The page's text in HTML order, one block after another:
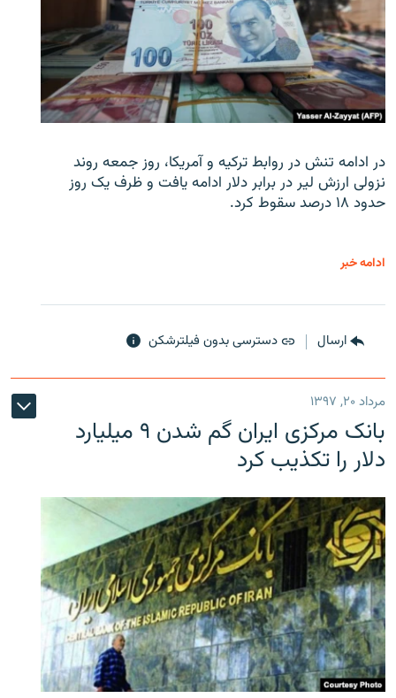
در ادامه تنش در روابط ترکیه و آمریکا، روز جمعه روند
نزولی ارزش لیر در برابر دلار ادامه یافت و ظرف یک روز
حدود ۱۸ درصد سقوط کرد.
ادامه خبر
ارسال دسترسی بدون فیلترشکن
مرداد ۲۰, ۱۳۹۷
بانک مرکزی ایران گم شدن ۹ میلیارد
دلار را تکذیب کرد